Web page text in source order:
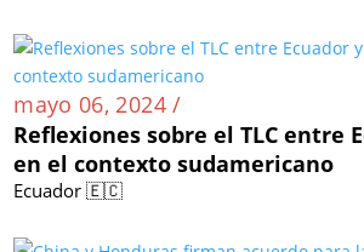
mayo 06, 2024 /
Reflexiones sobre el TLC entre
en el contexto sudamericano
Ecuador 🇪🇨